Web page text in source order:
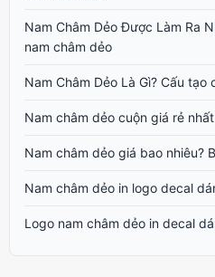
Nam Châm Dẻo Được Làm Ra
nam châm dẻo
Nam Châm Dẻo Là Gì? Cấu tạo
Nam châm dẻo cuộn giá rẻ nhất
Nam châm dẻo giá bao nhiêu?
Nam châm dẻo in logo decal
Logo nam châm dẻo in decal